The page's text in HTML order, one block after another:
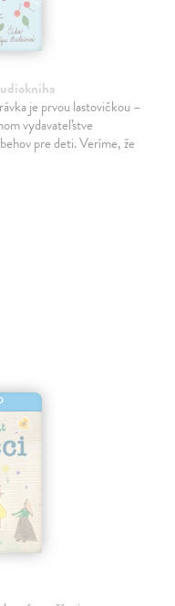
je prvou lastovičkou –
vydavateľstve
pre deti. Veríme, že